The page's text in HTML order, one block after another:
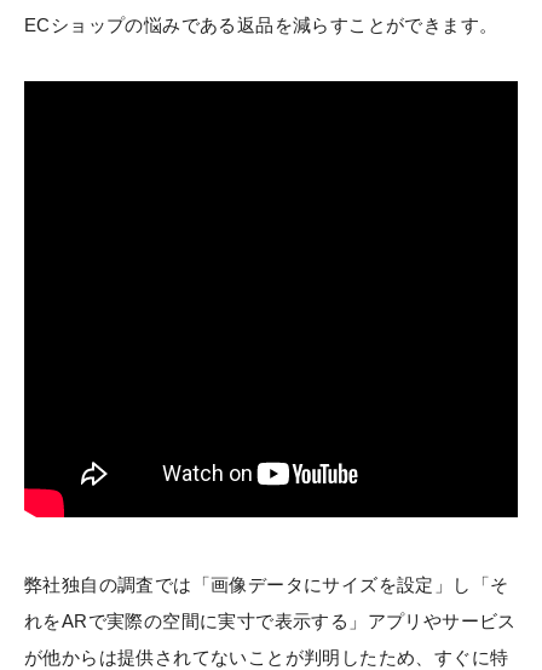
ECショップの悩みである返品を減らすことができます。
弊社独自の調査では「画像データにサイズを設定」し「そ
れをARで実際の空間に実寸で表示する」アプリやサービス
が他からは提供されてないことが判明したため、すぐに特